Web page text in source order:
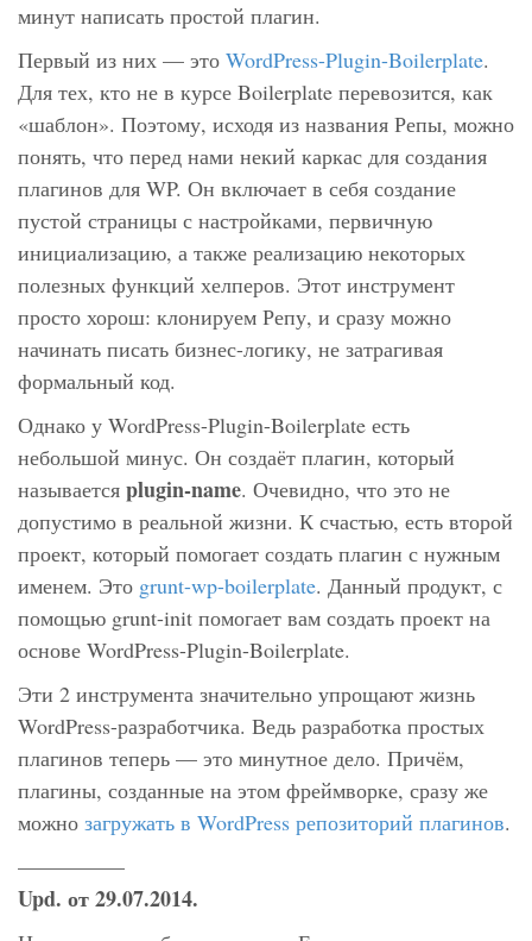
минут написать простой плагин.
Первый из них — это WordPress-Plugin-Boilerplate.
Для тех, кто не в курсе Boilerplate перевозится, как
«шаблон». Поэтому, исходя из названия Репы, можно
понять, что перед нами некий каркас для создания
плагинов для WP. Он включает в себя создание
пустой страницы с настройками, первичную
инициализацию, а также реализацию некоторых
полезных функций хелперов. Этот инструмент
просто хорош: клонируем Репу, и сразу можно
начинать писать бизнес-логику, не затрагивая
формальный код.
Однако у WordPress-Plugin-Boilerplate есть
небольшой минус. Он создаёт плагин, который
называется plugin-name. Очевидно, что это не
допустимо в реальной жизни. К счастью, есть второй
проект, который помогает создать плагин с нужным
именем. Это grunt-wp-boilerplate. Данный продукт, с
помощью grunt-init помогает вам создать проект на
основе WordPress-Plugin-Boilerplate.
Эти 2 инструмента значительно упрощают жизнь
WordPress-разработчика. Ведь разработка простых
плагинов теперь — это минутное дело. Причём,
плагины, созданные на этом фреймворке, сразу же
можно загружать в WordPress репозиторий плагинов.
—————
Upd. от 29.07.2014.